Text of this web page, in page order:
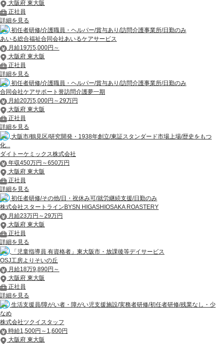
大阪府 東大阪
正社員
詳細を見る
初任者研修/介護職員・ヘルパー/賞与あり/訪問介護事業所/日勤のみ
あいる総合福祉合同会社あいるケアサービス
月給19万5,000円～
大阪府 東大阪
正社員
詳細を見る
初任者研修/介護職員・ヘルパー/賞与あり/訪問介護事業所/日勤のみ
合同会社ケアサポート誉訪問介護夢一期
月給20万5,000円～29万円
大阪府 東大阪
正社員
詳細を見る
大阪市/鶴見区/研究開発・1938年創立/東証スタンダード市場上場/歴史をもつ
化...
ダイトーケミックス株式会社
年収450万円～650万円
大阪府 東大阪
正社員
詳細を見る
初任者研修/その他/日・祝休み可/就労継続支援/日勤のみ
株式会社スタートラインBYSN HIGASHIOSAKA ROASTERY
月給23万円～29万円
大阪府 東大阪
正社員
詳細を見る
「児童指導員 有資格者」東大阪市・放課後等デイサービス
OSJ工房よりそいの丘
月給18万9,890円～
大阪府 東大阪
正社員
詳細を見る
生活支援員/障がい者・障がい児支援施設/実務者研修/初任者研修/残業なし・少
なめ
株式会社ツクイスタッフ
時給1,500円～1,600円
大阪府 東大阪